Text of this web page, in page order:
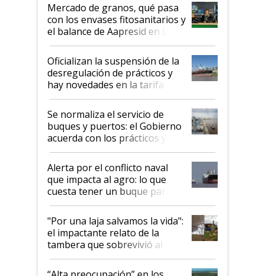
Mercado de granos, qué pasa
con los envases fitosanitarios y
el balance de Aapresid en La
Posta
Oficializan la suspensión de la
desregulación de prácticos y
hay novedades en la tarifa de
la hidrovía
Se normaliza el servicio de
buques y puertos: el Gobierno
acuerda con los prácticos y
suspende el decreto de
desregulación
Alerta por el conflicto naval
que impacta al agro: lo que
cuesta tener un buque parado
y el peligro de que Argentina
pase a ser "país sucio"
"Por una laja salvamos la vida":
el impactante relato de la
tambera que sobrevivió al
tornado